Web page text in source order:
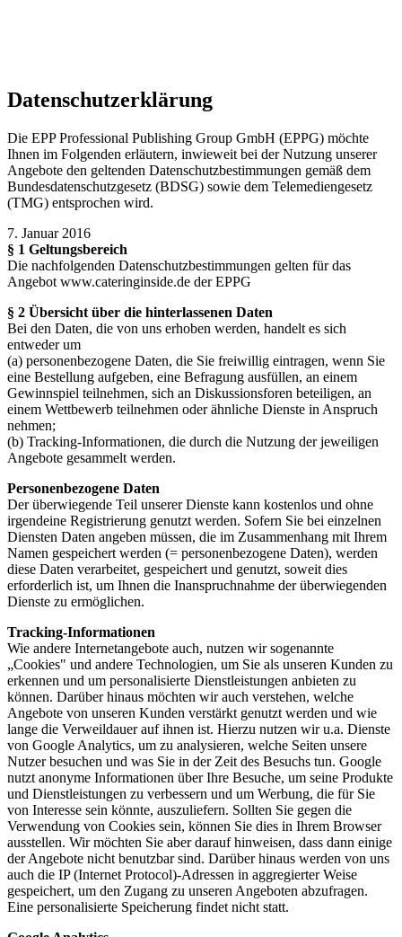
Datenschutzerklärung
Die EPP Professional Publishing Group GmbH (EPPG) möchte
Ihnen im Folgenden erläutern, inwieweit bei der Nutzung unserer
Angebote den geltenden Datenschutzbestimmungen gemäß dem
Bundesdatenschutzgesetz (BDSG) sowie dem Telemediengesetz
(TMG) entsprochen wird.
7. Januar 2016
§ 1 Geltungsbereich
Die nachfolgenden Datenschutzbestimmungen gelten für das
Angebot www.cateringinside.de der EPPG
§ 2 Übersicht über die hinterlassenen Daten
Bei den Daten, die von uns erhoben werden, handelt es sich
entweder um
(a) personenbezogene Daten, die Sie freiwillig eintragen, wenn Sie
eine Bestellung aufgeben, eine Befragung ausfüllen, an einem
Gewinnspiel teilnehmen, sich an Diskussionsforen beteiligen, an
einem Wettbewerb teilnehmen oder ähnliche Dienste in Anspruch
nehmen;
(b) Tracking-Informationen, die durch die Nutzung der jeweiligen
Angebote gesammelt werden.
Personenbezogene Daten
Der überwiegende Teil unserer Dienste kann kostenlos und ohne
irgendeine Registrierung genutzt werden. Sofern Sie bei einzelnen
Diensten Daten angeben müssen, die im Zusammenhang mit Ihrem
Namen gespeichert werden (= personenbezogene Daten), werden
diese Daten verarbeitet, gespeichert und genutzt, soweit dies
erforderlich ist, um Ihnen die Inanspruchnahme der überwiegenden
Dienste zu ermöglichen.
Tracking-Informationen
Wie andere Internetangebote auch, nutzen wir sogenannte
„Cookies" und andere Technologien, um Sie als unseren Kunden zu
erkennen und um personalisierte Dienstleistungen anbieten zu
können. Darüber hinaus möchten wir auch verstehen, welche
Angebote von unseren Kunden verstärkt genutzt werden und wie
lange die Verweildauer auf ihnen ist. Hierzu nutzen wir u.a. Dienste
von Google Analytics, um zu analysieren, welche Seiten unsere
Nutzer besuchen und was Sie in der Zeit des Besuchs tun. Google
nutzt anonyme Informationen über Ihre Besuche, um seine Produkte
und Dienstleistungen zu verbessern und um Werbung, die für Sie
von Interesse sein könnte, auszuliefern. Sollten Sie gegen die
Verwendung von Cookies sein, können Sie dies in Ihrem Browser
ausstellen. Wir möchten Sie aber darauf hinweisen, dass dann einige
der Angebote nicht benutzbar sind. Darüber hinaus werden von uns
auch die IP (Internet Protocol)-Adressen in aggregierter Weise
gespeichert, um den Zugang zu unseren Angeboten abzufragen.
Eine personalisierte Speicherung findet nicht statt.